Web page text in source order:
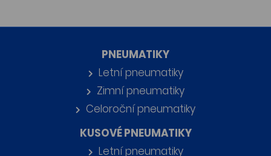
PNEUMATIKY
Letní pneumatiky
Zimní pneumatiky
Celoroční pneumatiky
KUSOVÉ PNEUMATIKY
Letní pneumatiky